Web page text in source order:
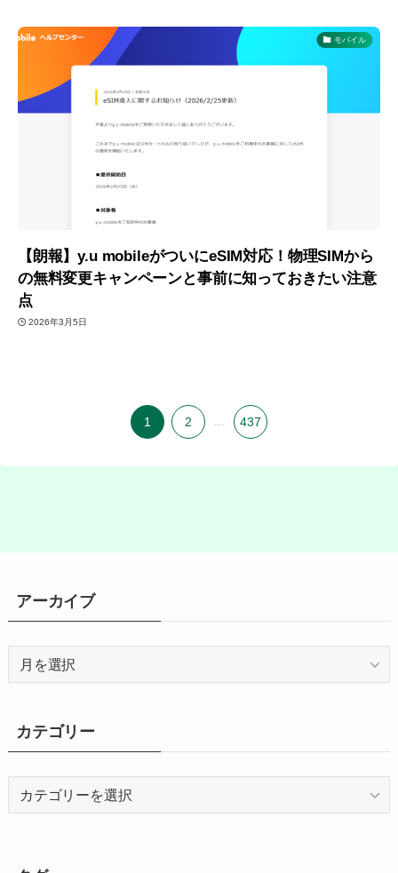
モバイル
【朗報】y.u mobileがついにeSIM対応！物理SIMから
の無料変更キャンペーンと事前に知っておきたい注意
点
2026年3月5日
1 2 ... 437
アーカイブ
ブ
カテゴリー